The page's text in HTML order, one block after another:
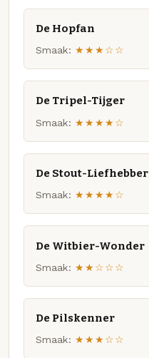
De Hopfan
Smaak: ★★★☆☆
De Tripel-Tijger
Smaak: ★★★★☆
De Stout-Liefhebber
Smaak: ★★★★☆
De Witbier-Wonder
Smaak: ★★☆☆☆
De Pilskenner
Smaak: ★★★☆☆